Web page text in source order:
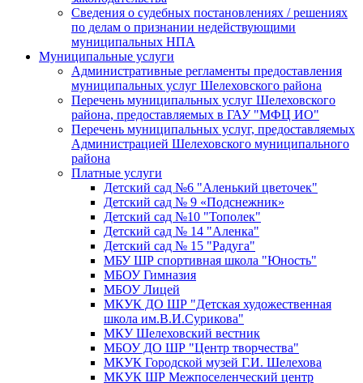
Сведения о судебных постановлениях / решениях
по делам о признании недействующими
муниципальных НПА
Муниципальные услуги
Административные регламенты предоставления
муниципальных услуг Шелеховского района
Перечень муниципальных услуг Шелеховского
района, предоставляемых в ГАУ "МФЦ ИО"
Перечень муниципальных услуг, предоставляемых
Администрацией Шелеховского муниципального
района
Платные услуги
Детский сад №6 "Аленький цветочек"
Детский сад № 9 «Подснежник»
Детский сад №10 "Тополек"
Детский сад № 14 "Аленка"
Детский сад № 15 "Радуга"
МБУ ШР спортивная школа "Юность"
МБОУ Гимназия
МБОУ Лицей
МКУК ДО ШР "Детская художественная
школа им.В.И.Сурикова"
МКУ Шелеховский вестник
МБОУ ДО ШР "Центр творчества"
МКУК Городской музей Г.И. Шелехова
МКУК ШР Межпоселенческий центр